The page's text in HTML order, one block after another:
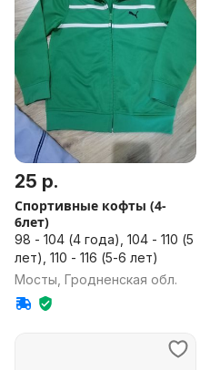
25 р.
Спортивные кофты (4-
6лет)
98 - 104 (4 года), 104 - 110 (5
лет), 110 - 116 (5-6 лет)
Мосты, Гродненская обл.